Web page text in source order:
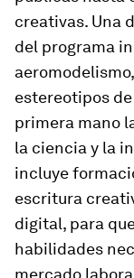
creativas. Una
del programa
estereotipos
primera mano
la ciencia y la
incluye
escritura
digital, para
habilidades
mercado